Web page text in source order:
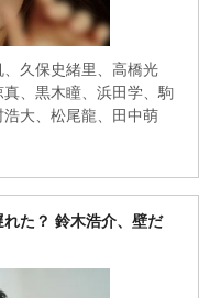
、久保史緒里、高橋光
、黒木瞳、浜田学、駒
大、松尾龍、田中萌
た？ 鈴木浩介、壁だ